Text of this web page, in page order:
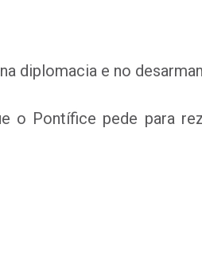
diplomacia e no
o Pontífice pede para